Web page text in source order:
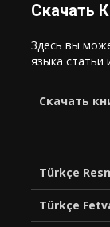
Скачать
Здесь вы
языка статьи
Cкачать
Türkçe
Türkçe